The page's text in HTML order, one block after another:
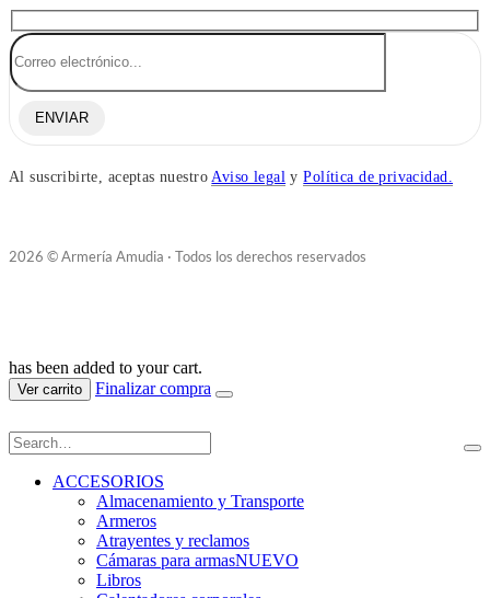
ENVIAR
Al suscribirte, aceptas nuestro Aviso legal yPolítica de privacidad.
2026 © Armería Amudia · Todos los derechos reservados
has been added to your cart.
Ver carrito Finalizar compra
ACCESORIOS
Almacenamiento y Transporte
Armeros
Atrayentes y reclamos
Cámaras para armasNUEVO
Libros